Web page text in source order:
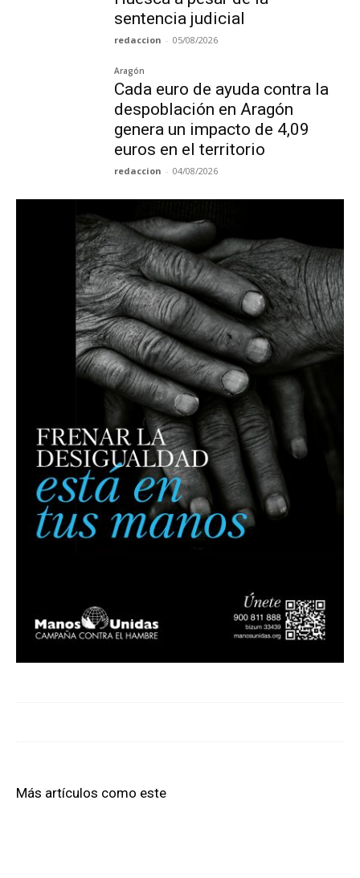
sentencia judicial
redaccion - 05/08/2026
Aragón
Cada euro de ayuda contra la
despoblación en Aragón
genera un impacto de 4,09
euros en el territorio
redaccion - 04/08/2026
Más artículos como este